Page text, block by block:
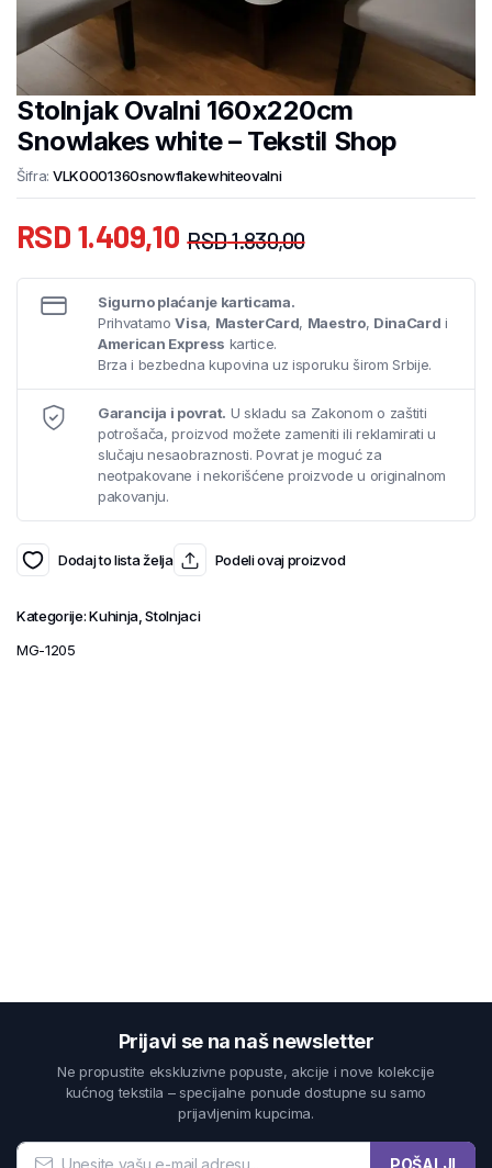
Stolnjak Ovalni 160x220cm
Snowlakes white – Tekstil Shop
Šifra: VLK0001360snowflakewhiteovalni
RSD1.830,00
RSD 1.409,10
Sigurno plaćanje karticama.
PrihvatamoVisa, MasterCard, Maestro, DinaCard i
American Express kartice.
Brza i bezbedna kupovina uz isporuku širom Srbije.
Garancija i povrat. U skladu sa Zakonom o zaštiti
potrošača, proizvod možete zameniti ili reklamirati u
slučaju nesaobraznosti. Povrat je moguć za
neotpakovane i nekorišćene proizvode u originalnom
pakovanju.
Dodaj to lista želja Podeli ovaj proizvod
Kategorije:Kuhinja,Stolnjaci
MG-1205
Prijavi se na naš newsletter
Ne propustite ekskluzivne popuste, akcije i nove kolekcije
kućnog tekstila – specijalne ponude dostupne su samo
prijavljenim kupcima.
POŠALJI